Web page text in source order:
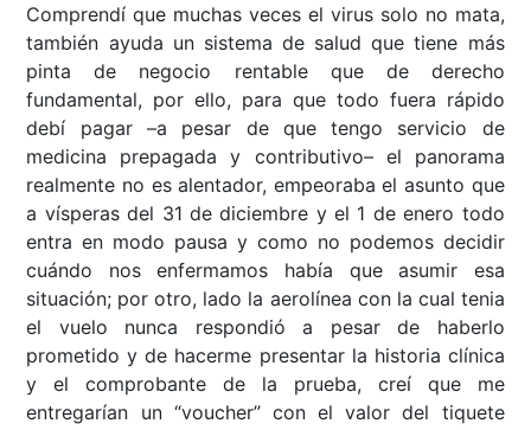
Comprendí que muchas veces el virus solo no mata,
también ayuda un sistema de salud que tiene más
pinta de negocio rentable que de derecho
fundamental, por ello, para que todo fuera rápido
debí pagar –a pesar de que tengo servicio de
medicina prepagada y contributivo– el panorama
realmente no es alentador, empeoraba el asunto que
a vísperas del 31 de diciembre y el 1 de enero todo
entra en modo pausa y como no podemos decidir
cuándo nos enfermamos había que asumir esa
situación; por otro, lado la aerolínea con la cual tenia
el vuelo nunca respondió a pesar de haberlo
prometido y de hacerme presentar la historia clínica
y el comprobante de la prueba, creí que me
entregarían un “voucher” con el valor del tiquete